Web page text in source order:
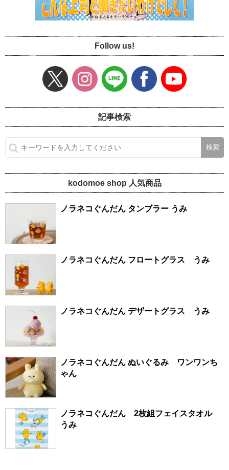
Follow us!
記事検索
kodomoe shop 人気商品
ノラネコぐんだん タンブラー うみ
ノラネコぐんだん フロートグラス うみ
ノラネコぐんだん デザートグラス うみ
ノラネコぐんだん ぬいぐるみ ワンワンち
ゃん
ノラネコぐんだん 2枚組フェイスタオル
うみ